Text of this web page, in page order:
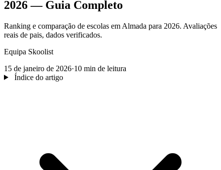
2026 — Guia Completo
Ranking e comparação de escolas em Almada para 2026. Avaliações
reais de pais, dados verificados.
Equipa Skoolist
15 de janeiro de 2026·10 min de leitura
Índice do artigo